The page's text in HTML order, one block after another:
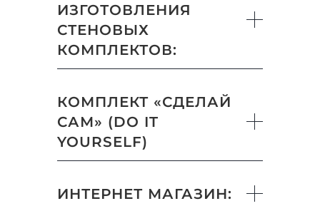
ИЗГОТОВЛЕНИЯ
СТЕНОВЫХ
КОМПЛЕКТОВ:
КОМПЛЕКТ «СДЕЛАЙ
САМ» (DO IT
YOURSELF)
ИНТЕРНЕТ МАГАЗИН: